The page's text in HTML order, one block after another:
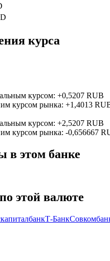
курса
курсом: +0,5207 RUB
курсом рынка: +1,4013
курсом: +2,5207 RUB
курсом рынка: -0,656667
в этом банке
этой валюте
Т-Банк